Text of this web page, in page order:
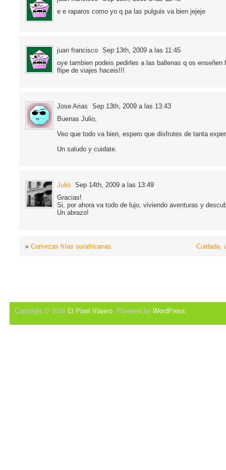
e e raparos como yo q pa las pulguis va bien jejeje
juan francisco Sep 13th, 2009 a las 11:45
oye tambien podeis pedirles a las ballenas q os enseñen
flipe de viajes haceis!!!
Jose Arias
Sep 13th, 2009 a las 13:43
Buenas Julio,
Veo que todo va bien, espero que disfrutes de tanta
Un saludo y cuidate.
Julio Sep 14th, 2009 a las 13:49
Gracias!
Si, por ahora va todo de lujo, viviendo aventuras y
Un abrazo!
« Cervezas frías surafricanas Cuidado,
Copyright © 2026 El Pixel Viajero. Powered by WordPress.